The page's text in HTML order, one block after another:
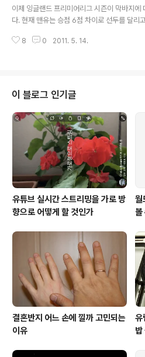
아 선수 최초로 결승 무대에 올랐지만 지고 말
지성 선수는 최절정의 기량을 발휘하고 있다.
성, 세 개의 폐를 가진 박지성, 맨유의 VIP 박지
이제 잉글랜드 프리미어리그 시즌이 막바지에
다. 현재 맨유는 승점 6점 차이로 선두를 달리
로 통상 19회 우승이라는 최고의 기록을 세우게
을 낳게 한다. 지난번 첼시전에서 선취골 도움을
고의 활약을 펼치고 있는 박지성 선수의 출전이
고 있다. 맨유와 블랙번 경기를 아래 인터넷 생
에서 시청할 수 있다. - 한국 시간대 14일 20
2시 45분 - 모스크바 시간대 14일 15시 45
8 0 2011. 5. 14.
이 블로그 인기글
유튜브 실시간 스트리밍을 가로 방
향으로 어떻게 할 것인가
월
볼
결혼반지 어느 손에 낄까 고민되는
이유
유
밥